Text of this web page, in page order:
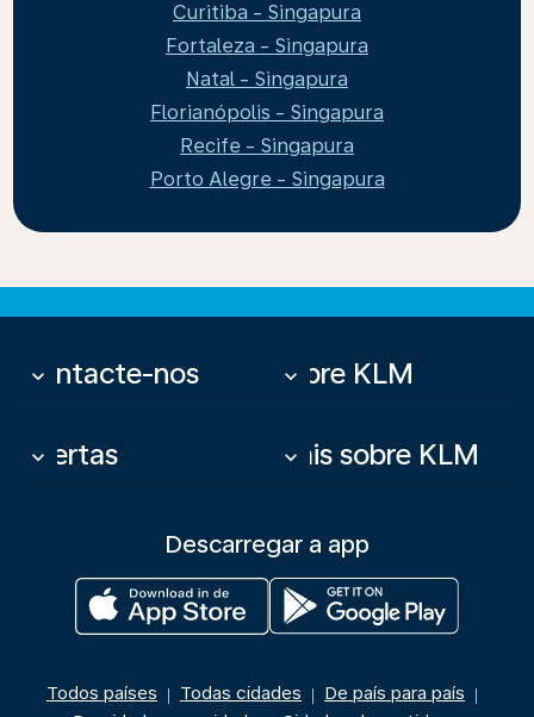
Curitiba - Singapura
Fortaleza - Singapura
Natal - Singapura
Florianópolis - Singapura
Recife - Singapura
Porto Alegre - Singapura
Contacte-nos
keyboard_arrow_down Sobre KLM
keyboard_arrow_down
Ofertas
keyboard_arrow_down Mais sobre KLM
keyboard_arrow_down
Descarregar a app
Todos países | Todas cidades | De país para país |